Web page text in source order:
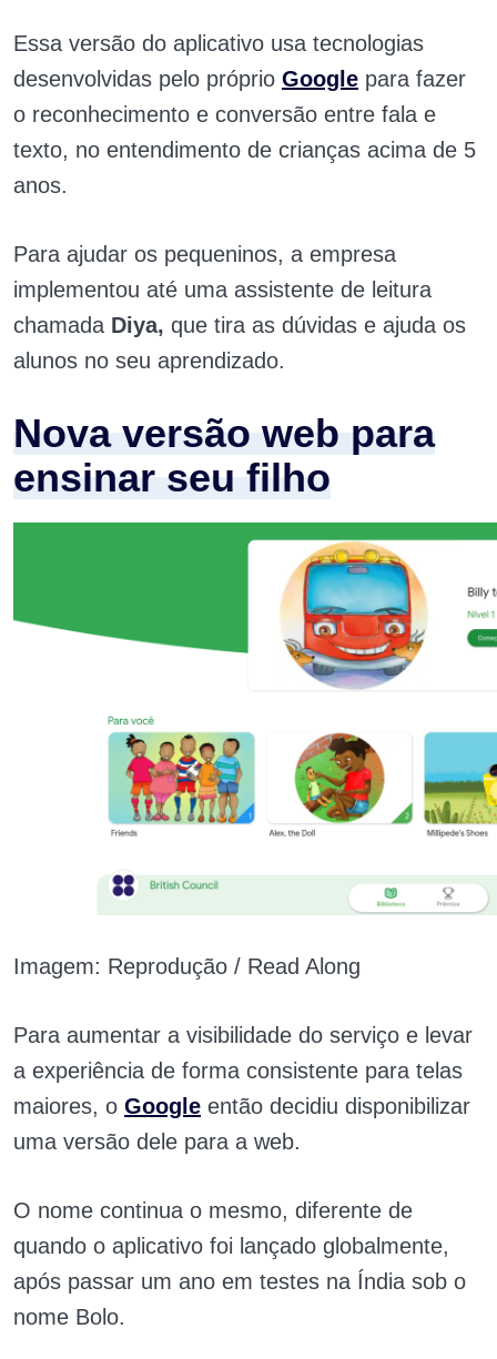
Essa versão do aplicativo usa tecnologias
desenvolvidas pelo próprio Google para fazer
o reconhecimento e conversão entre fala e
texto, no entendimento de crianças acima de 5
anos.
Para ajudar os pequeninos, a empresa
implementou até uma assistente de leitura
chamada Diya, que tira as dúvidas e ajuda os
alunos no seu aprendizado.
Nova versão web para
ensinar seu filho
Imagem: Reprodução / Read Along
Para aumentar a visibilidade do serviço e levar
a experiência de forma consistente para telas
maiores, o Google então decidiu disponibilizar
uma versão dele para a web.
O nome continua o mesmo, diferente de
quando o aplicativo foi lançado globalmente,
após passar um ano em testes na Índia sob o
nome Bolo.